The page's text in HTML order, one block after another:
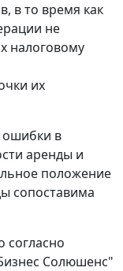
в то время как
не
налоговому
их
ошибки в
аренды и
положение
сопоставима
согласно
Солюшенс"